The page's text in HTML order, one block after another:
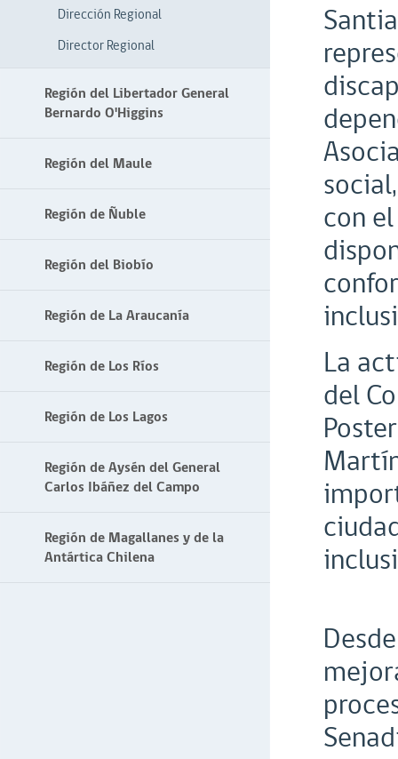
Dirección Regional
Director Regional
Región del Libertador General
Bernardo O'Higgins
Región del Maule
Región de Ñuble
Región del Biobío
Región de La Araucanía
Región de Los Ríos
Región de Los Lagos
Región de Aysén del General
Carlos Ibáñez del Campo
Región de Magallanes y de la
Antártica Chilena
con
La
del